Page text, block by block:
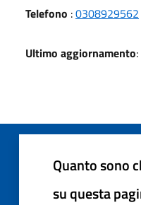
Telefono :0308929562
Ultimo aggiornamento
Quanto sono
su questa